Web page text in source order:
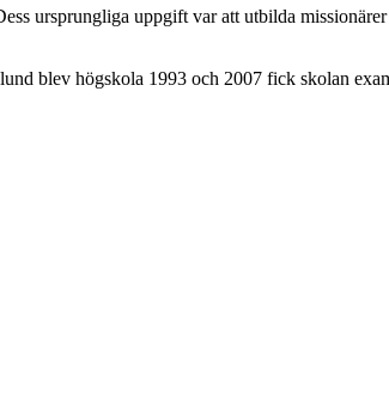
ursprungliga uppgift var att utbilda
blev högskola 1993 och 2007 fick skolan